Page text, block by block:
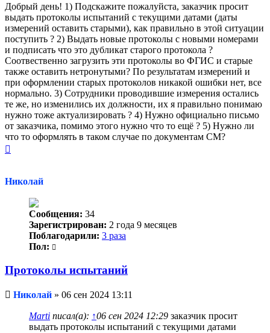
Добрый день! 1) Подскажите пожалуйста, заказчик просит
выдать протоколы испытаний с текущими датами (даты
измерений оставить старыми), как правильно в этой ситуации
поступить ? 2) Выдать новые протоколы с новыми номерами
и подписать что это дубликат старого протокола ?
Соотвественно загрузить эти протоколы во ФГИС и старые
также оставить нетронутыми? По результатам измерений и
при оформлении старых протоколов никакой ошибки нет, все
нормально. 3) Сотрудники проводившие измерения остались
те же, но изменились их должности, их я правильно понимаю
нужно тоже актуализировать ? 4) Нужно официально письмо
от заказчика, помимо этого нужно что то ещё ? 5) Нужно ли
что то оформлять в таком случае по документам СМ?
Николай
Сообщения: 34
Зарегистрирован: 2 года 9 месяцев
Поблагодарили: 3 раза
Пол:
Протоколы испытаний
Непрочитанное
Николай » 06 сен 2024 13:11
Marti писал(а): ↑06 сен 2024 12:29 заказчик просит
выдать протоколы испытаний с текущими датами